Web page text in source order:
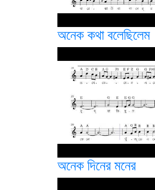
অনেক কথা বলেছিলেম
অনেক দিনের মনের